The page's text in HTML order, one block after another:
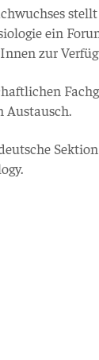
ein
zur
Austausch.